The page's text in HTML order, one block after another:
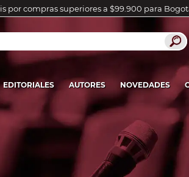
por compras superiores a $99.900 para
EDITORIALES AUTORES NOVEDADES